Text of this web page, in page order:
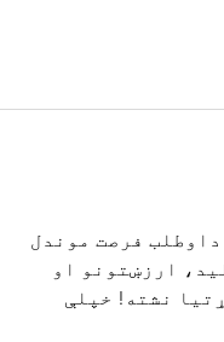
فرصت موندل
ارزښتونو او
نشته! خپلې